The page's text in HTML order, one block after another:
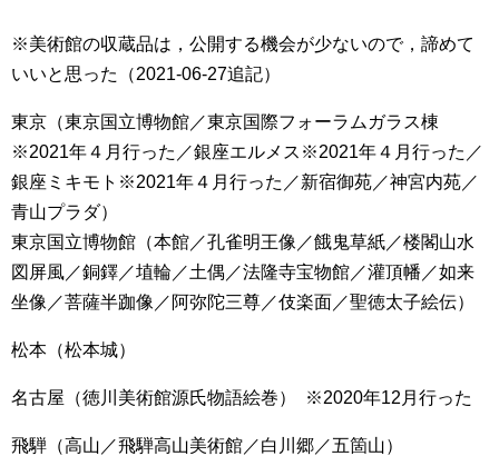
※美術館の収蔵品は，公開する機会が少ないので，諦めて
いいと思った（2021-06-27追記）
東京（東京国立博物館／東京国際フォーラムガラス棟
※2021年４月行った／銀座エルメス※2021年４月行った／
銀座ミキモト※2021年４月行った／新宿御苑／神宮内苑／
青山プラダ）
東京国立博物館（本館／孔雀明王像／餓鬼草紙／楼閣山水
図屏風／銅鐸／埴輪／土偶／法隆寺宝物館／灌頂幡／如来
坐像／菩薩半跏像／阿弥陀三尊／伎楽面／聖徳太子絵伝）
松本（松本城）
名古屋（徳川美術館源氏物語絵巻） ※2020年12月行った
飛騨（高山／飛騨高山美術館／白川郷／五箇山）